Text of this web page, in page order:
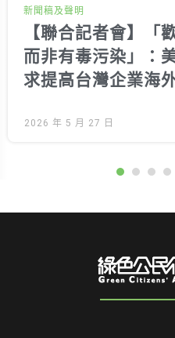
新聞稿及聲明
【聯合記者會】「
而非有毒污染」：
求提高台灣企業海
2026 年 5 月 27 日